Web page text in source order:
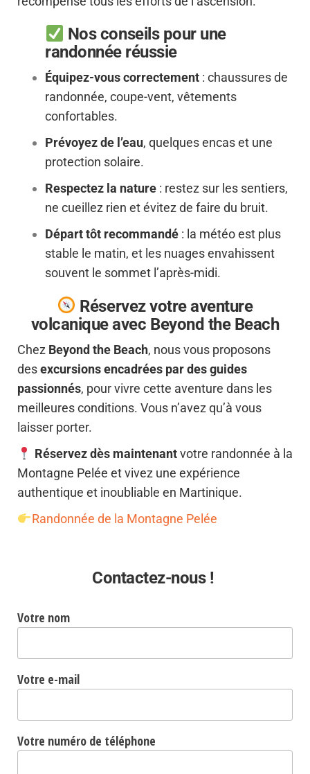
Nos conseils pour une
randonnée réussie
Équipez-vous correctement : chaussures de
randonnée, coupe-vent, vêtements
confortables.
Prévoyez de l’eau, quelques encas et une
protection solaire.
Respectez la nature : restez sur les sentiers,
ne cueillez rien et évitez de faire du bruit.
Départ tôt recommandé : la météo est plus
stable le matin, et les nuages envahissent
souvent le sommet l’après-midi.
Réservez votre aventure
volcanique avec Beyond the Beach
Chez Beyond the Beach, nous vous proposons
desexcursions encadrées par des guides
passionnés, pour vivre cette aventure dans les
meilleures conditions. Vous n’avez qu’à vous
laisser porter.
Réservez dès maintenantvotre randonnée à la
Montagne Pelée et vivez une expérience
authentique et inoubliable en Martinique.
Randonnée de la Montagne Pelée
Contactez-nous !
Votre nom
Votre e-mail
Votre numéro de téléphone